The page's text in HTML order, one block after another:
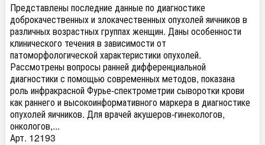
​Представлены последние данные по диагностике
доброкачественных и злокачественных опухолей яичников в
различных возрастных группах женщин. Даны особенности
клинического течения в зависимости от
патоморфологической характеристики опухолей.
Рассмотрены вопросы ранней дифференциальной
диагностики с помощью современных методов, показана
роль инфракрасной Фурье-спектрометрии сыворотки крови
как раннего и высокоинформативного маркера в диагностике
опухолей яичников. Для врачей акушеров-гинекологов,
онкологов,...
Арт. 12193